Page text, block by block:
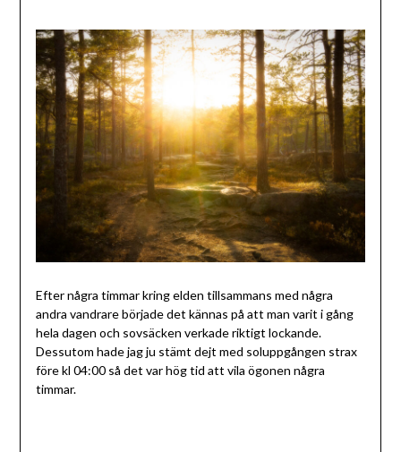
Efter några timmar kring elden tillsammans med några
andra vandrare började det kännas på att man varit i gång
hela dagen och sovsäcken verkade riktigt lockande.
Dessutom hade jag ju stämt dejt med soluppgången strax
före kl 04:00 så det var hög tid att vila ögonen några
timmar.